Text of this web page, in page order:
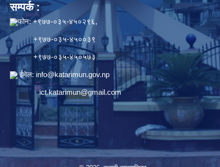
सम्पर्क :
फोन: +९७७-०३५-४५०२९६,
+९७७-०३५-४५००३९
+९७७-०३५-४५०५७३
ईमेल: info@katarimun.gov.np
ict.katarimun@gmail.com